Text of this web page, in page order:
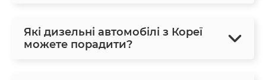
Які дизельні автомобілі з Кореї
можете порадити?